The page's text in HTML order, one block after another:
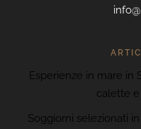
Esperienze in mare in
calette
Soggiorni selezionati